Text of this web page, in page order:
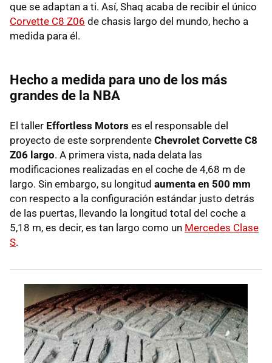
que se adaptan a ti. Así, Shaq acaba de recibir el único
Corvette C8 Z06 de chasis largo del mundo, hecho a
medida para él.
Hecho a medida para uno de los más
grandes de la NBA
El taller Effortless Motors es el responsable del
proyecto de este sorprendente Chevrolet Corvette C8
Z06 largo. A primera vista, nada delata las
modificaciones realizadas en el coche de 4,68 m de
largo. Sin embargo, su longitud aumenta en 500 mm
con respecto a la configuración estándar justo detrás
de las puertas, llevando la longitud total del coche a
5,18 m, es decir, es tan largo como un Mercedes Clase
S.